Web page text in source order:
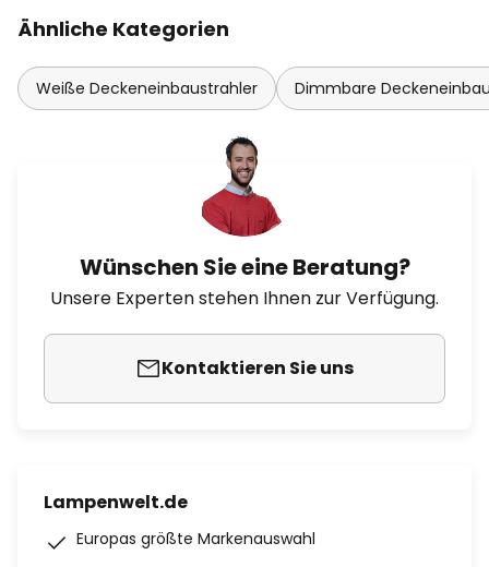
Ähnliche Kategorien
Weiße Deckeneinbaustrahler Dimmbare
Wünschen Sie eine Beratung?
Unsere Experten stehen Ihnen zur Verfügung.
Kontaktieren Sie uns
Lampenwelt.de
Europas größte Markenauswahl